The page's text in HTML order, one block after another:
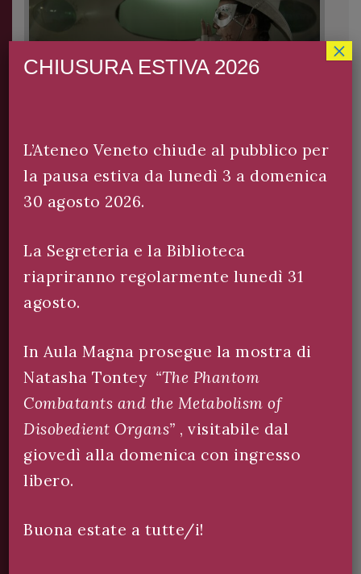
TONTEY – “The
– “The Phantom
the Metabolism of
Atene...
Caterina Carpinato
Nel corso
CHIUSURA ESTIVA 2026
L’Ateneo Veneto chiude al pubblico per
la pausa estiva da lunedì 3 a domenica
30 agosto 2026.
La Segreteria e la Biblioteca
riapriranno regolarmente lunedì 31
agosto.
In Aula Magna prosegue la mostra di
Natasha Tontey “The Phantom
Combatants and the Metabolism of
Disobedient Organs” , visitabile dal
giovedì alla domenica con ingresso
libero.
Buona estate a tutte/i!
×